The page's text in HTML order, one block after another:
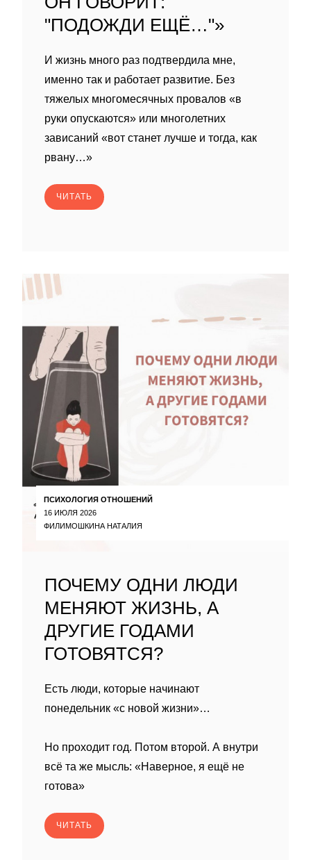
"ПОДОЖДИ ЕЩЁ…"»
И жизнь много раз подтвердила мне,
именно так и работает развитие. Без
тяжелых многомесячных провалов «в
руки опускаются» или многолетних
зависаний «вот станет лучше и тогда, как
рвану…»
ЧИТАТЬ
ПСИХОЛОГИЯ ОТНОШЕНИЙ
16 ИЮЛЯ 2026
ФИЛИМОШКИНА НАТАЛИЯ
ПОЧЕМУ ОДНИ ЛЮДИ
МЕНЯЮТ ЖИЗНЬ, А
ДРУГИЕ ГОДАМИ
ГОТОВЯТСЯ?
Есть люди, которые начинают
понедельник «с новой жизни»…
Но проходит год. Потом второй. А внутри
всё та же мысль: «Наверное, я ещё не
готова»
ЧИТАТЬ